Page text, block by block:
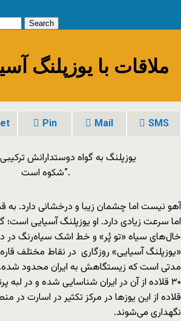
ملاقات با یوزپلنگ
Pin Mail SMS
یوزپلنگ به گواه دوستدارانش
شکوه است”.
آهو نیست اما چشمان زیبا و درخشانی دارد.
اما سرعت زیادی دارد. او یوزپلنگ آسیایی است؛
خال‌های سیاه «تو پُر» و خط اشک سیاه‌رنگ
«یوزپلنگ آسیایی» روزگاری در نقاط مختلف قاره
مدتی است که زیستگاهش به ایران محدود شده.
۳۰ قلاده از آن در ایران شناسایی شده و در
قلاده از این یوزها در مرکز تکثیر در اسارت
نگهداری می‌شوند.